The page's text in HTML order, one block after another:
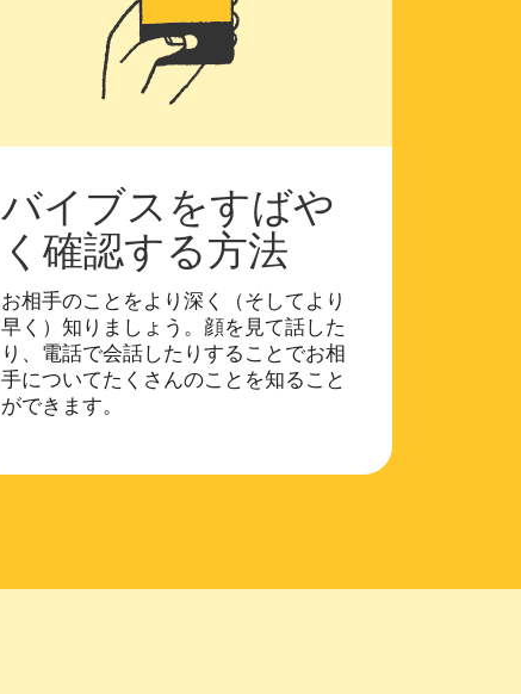
バイブスをすばや
く確認する方法
お相手のことをより深く（そしてより
早く）知りましょう。顔を見て話した
り、電話で会話したりすることでお相
手についてたくさんのことを知ること
ができます。